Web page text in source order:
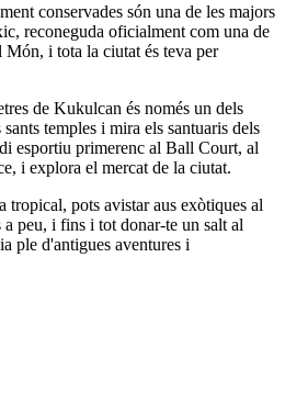
conservades són una de les majors
reconeguda oficialment com una de
i tota la ciutat és teva per
de Kukulcan és només un dels
temples i mira els santuaris dels
esportiu primerenc al Ball Court, al
i explora el mercat de la ciutat.
tropical, pots avistar aus exòtiques al
peu, i fins i tot donar-te un salt al
ple d'antigues aventures i